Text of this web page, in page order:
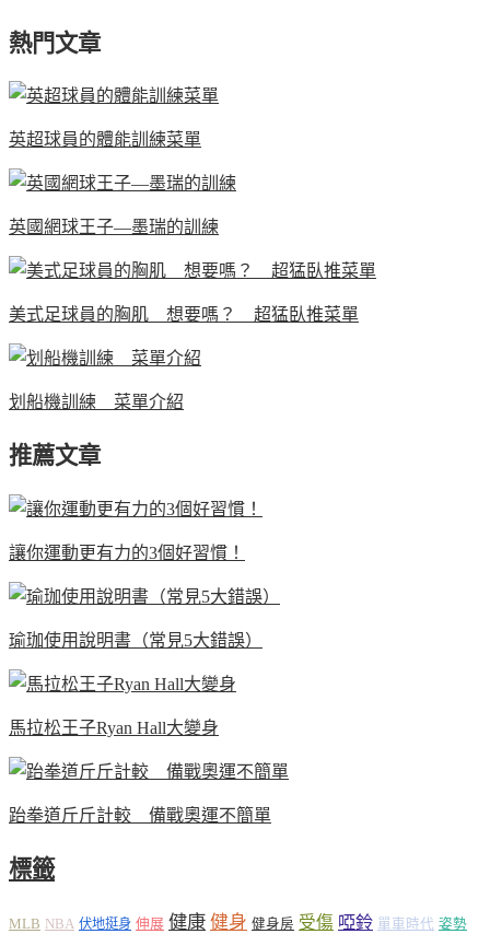
熱門文章
英超球員的體能訓練菜單
英國網球王子—墨瑞的訓練
美式足球員的胸肌 想要嗎？ 超猛臥推菜單
划船機訓練 菜單介紹
推薦文章
讓你運動更有力的3個好習慣！
瑜珈使用說明書（常見5大錯誤）
馬拉松王子Ryan Hall大變身
跆拳道斤斤計較 備戰奧運不簡單
標籤
MLB NBA 伏地挺身 伸展 健康 健身 健身房 受傷 啞鈴 單車時代 姿勢